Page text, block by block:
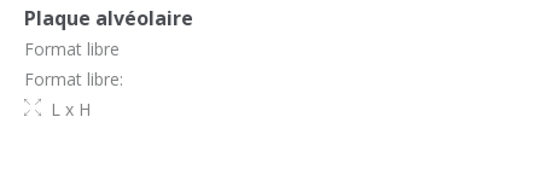
Plaque alvéolaire
Format libre
Format libre:
L x H